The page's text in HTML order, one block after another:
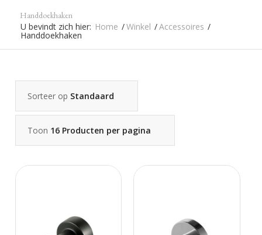
Handdoekhaken
U bevindt zich hier: Home /Winkel /Accessoires /
Handdoekhaken
Sorteer op Standaard
Toon 16 Producten per pagina